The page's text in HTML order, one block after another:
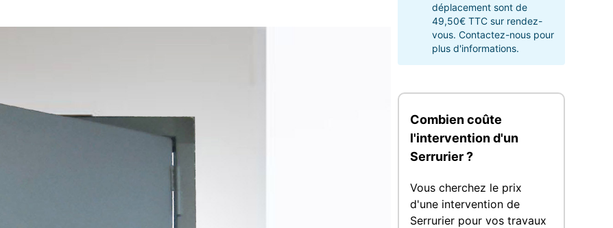
déplacement sont de
49,50€ TTC sur rendez-
vous. Contactez-nous pour
plus d'informations.
Combien coûte
l'intervention d'un
Serrurier ?
Vous cherchez le prix
d'une intervention de
Serrurier pour vos travaux